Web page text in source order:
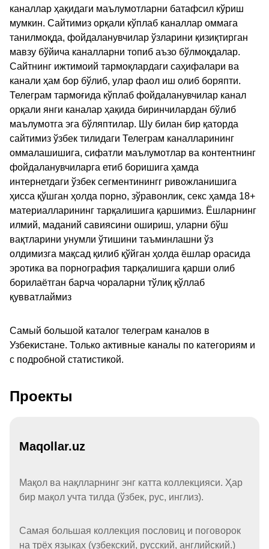
каналлар ҳақидаги маълумотларни батафсил кўриш
мумкин. Сайтимиз орқали кўплаб каналлар оммага
танилмоқда, фойдаланувчилар ўзларини қизиқтирган
мавзу бўйича каналларни топиб аъзо бўлмоқдалар.
Сайтнинг ижтимоий тармоқлардаги саҳифалари ва
канали ҳам бор бўлиб, улар фаол иш олиб боряпти.
Телеграм тармоғида кўплаб фойдаланувчилар канал
орқали янги каналар ҳақида биринчилардан бўлиб
маълумотга эга бўляптилар. Шу билан бир қаторда
сайтимиз ўзбек тилидаги Телеграм каналларининг
оммалашишига, сифатли маълумотлар ва контентнинг
фойдаланувчиларга етиб боришига ҳамда
интернетдаги ўзбек сегментинингг ривожланишига
ҳисса қўшган ҳолда порно, зўравонлик, секс ҳамда 18+
материалларининг тарқалишига қаршимиз. Ёшларнинг
илмий, маданий савиясини ошириш, уларни бўш
вақтларини унумли ўтишини таъминлашни ўз
олдимизга мақсад қилиб қўйган ҳолда ёшлар орасида
эротика ва порнография тарқалишига қарши олиб
борилаётган барча чораларни тўлиқ қўллаб
қувватлаймиз
Самый большой каталог телеграм каналов в
Узбекистане. Только активные каналы по категориям и
с подробной статистикой.
Проекты
Maqollar.uz
Мақол ва нақлларнинг энг катта коллекцияси. Ҳар
бир мақол учта тилда (ўзбек, рус, инглиз).
Самая большая коллекция пословиц и поговорок
на трёх языках (узбекский, русский, английский.)